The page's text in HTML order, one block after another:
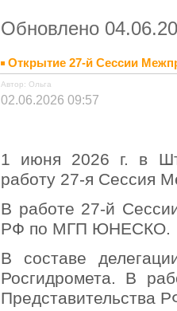
Обновлено
Открытие 27-й Сессии
Автор: Ольга
02.06.2026 09:57
1 июня 2026 г. в
работу 27-я Сессия
В работе 27-й
РФ по МГП ЮНЕСКО.
В составе
Росгидромета. В
Представительства